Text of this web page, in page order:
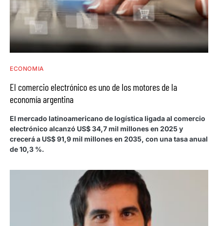
ECONOMIA
El comercio electrónico es uno de los motores de la
economía argentina
El mercado latinoamericano de logística ligada al comercio
electrónico alcanzó US$ 34,7 mil millones en 2025 y
crecerá a US$ 91,9 mil millones en 2035, con una tasa anual
de 10,3 %.